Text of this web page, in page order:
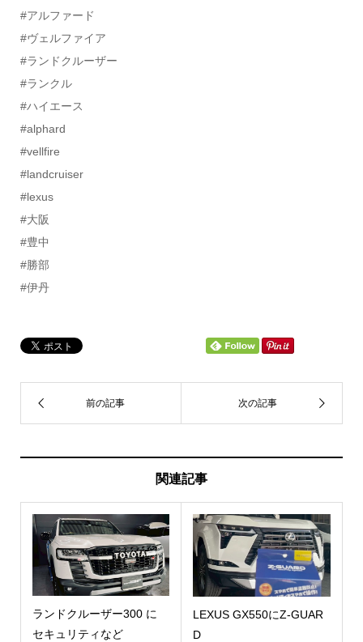
#アルファード
#ヴェルファイア
#ランドクルーザー
#ランクル
#ハイエース
#alphard
#vellfire
#landcruiser
#lexus
#大阪
#豊中
#勝部
#伊丹
関連記事
ランドクルーザー300 に
セキュリティなど
LEXUS GX550にZ-GUAR
D